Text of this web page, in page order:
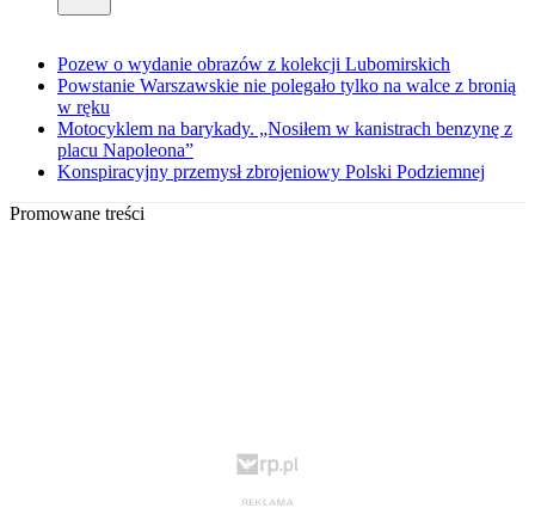
Pozew o wydanie obrazów z kolekcji Lubomirskich
Powstanie Warszawskie nie polegało tylko na walce z bronią
w ręku
Motocyklem na barykady. „Nosiłem w kanistrach benzynę z
placu Napoleona”
Konspiracyjny przemysł zbrojeniowy Polski Podziemnej
Promowane treści